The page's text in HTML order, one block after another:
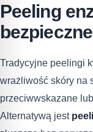
Peeling
Tradycyjne peelingi
wrażliwość skóry na
przeciwwskazane
Alternatywą jest